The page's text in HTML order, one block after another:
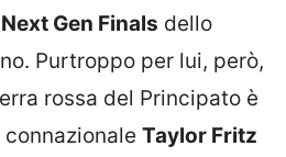
Gen Finals dello
Purtroppo per lui, però,
rossa del Principato è
Taylor Fritz